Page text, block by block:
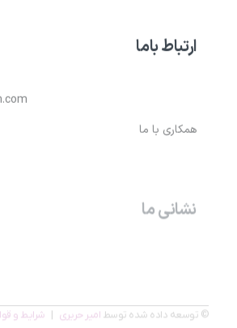
ارتباط باما
همکاری با ما
نشانی ما